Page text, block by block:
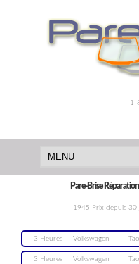
1-
Pare-Brise
1945 Prix depuis
3 Heures Volkswagen
3 Heures Volkswagen